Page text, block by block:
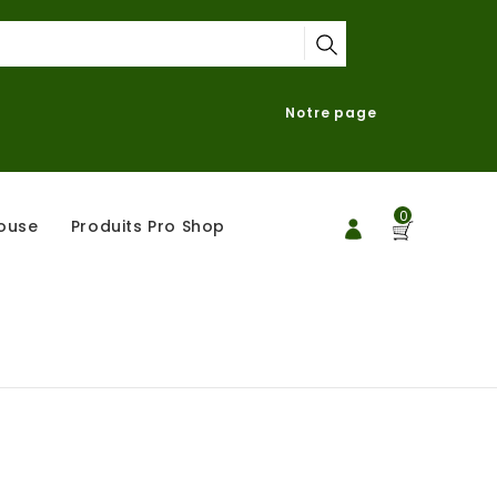
Notre page
0
Produits Pro Shop